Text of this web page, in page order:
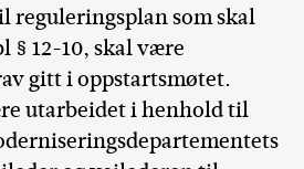
reguleringsplan som skal
§ 12-10, skal være
gitt i oppstartsmøtet.
utarbeidet i henhold til